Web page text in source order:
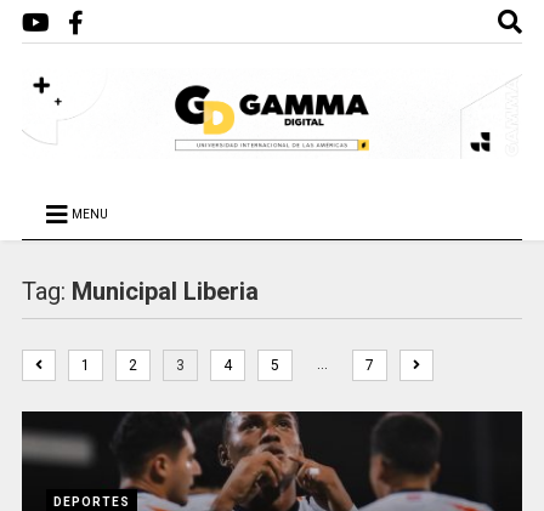
MENU
Tag: Municipal Liberia
1 2 3 4 5 … 7
DEPORTES